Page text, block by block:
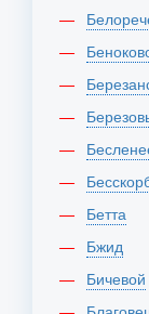
Бетта
Бжид
Бичевой